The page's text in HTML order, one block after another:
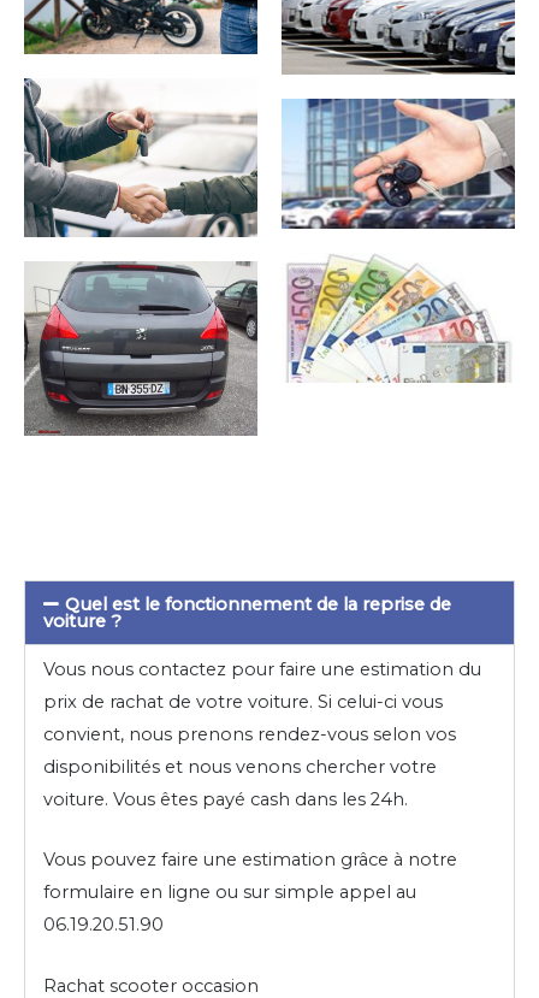
Quel est le fonctionnement de la reprise de
voiture ?
Vous nous contactez pour faire une estimation du
prix de rachat de votre voiture. Si celui-ci vous
convient, nous prenons rendez-vous selon vos
disponibilités et nous venons chercher votre
voiture. Vous êtes payé cash dans les 24h.
Vous pouvez faire une estimation grâce à notre
formulaire en ligne ou sur simple appel au
06.19.20.51.90
Rachat scooter occasion